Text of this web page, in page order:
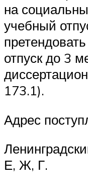
на
учебный
отпуск до 3
173.1).
Адрес
Е, Ж, Г.